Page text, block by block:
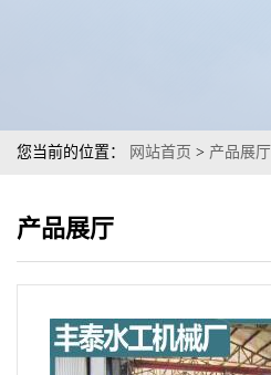
您当前的位置： 网站首页 > 产品展厅
产品展厅